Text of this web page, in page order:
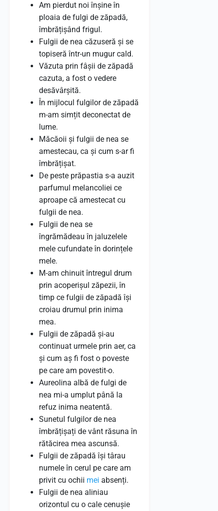
Am pierdut noi înșine în
ploaia de fulgi de zăpadă,
îmbrățișând frigul.
Fulgii de nea căzuseră și se
topiseră într-un mugur cald.
Văzuta prin fâșii de zăpadă
cazuta, a fost o vedere
desăvârșită.
În mijlocul fulgilor de zăpadă
m-am simțit deconectat de
lume.
Măcăoii și fulgii de nea se
amestecau, ca și cum s-ar fi
îmbrățișat.
De peste prăpastia s-a auzit
parfumul melancoliei ce
aproape că amestecat cu
fulgii de nea.
Fulgii de nea se
îngrămădeau în jaluzelele
mele cufundate în dorințele
mele.
M-am chinuit întregul drum
prin acoperișul zăpezii, în
timp ce fulgii de zăpadă își
croiau drumul prin inima
mea.
Fulgii de zăpadă și-au
continuat urmele prin aer, ca
și cum aș fi fost o poveste
pe care am povestit-o.
Aureolina albă de fulgi de
nea mi-a umplut până la
refuz inima neatentă.
Sunetul fulgilor de nea
îmbrățișați de vânt răsuna în
rătăcirea mea ascunsă.
Fulgii de zăpadă își târau
numele în cerul pe care am
privit cu ochii mei absenți.
Fulgii de nea aliniau
orizontul cu o cale cenușie